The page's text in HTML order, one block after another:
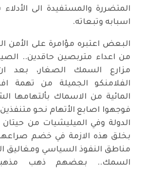
المتضررة والمستفيدة الى
اسبابه وتبعاته.
البعض اعتبره مؤامرة على الأمن
من اعداء متربصين حاقدين..
مزارع السمك الصغار، بعد
الفلامنكو الجميلة من تهمة
المائية من الاسماك بألتهامها
فوجهوا اصابع الأتهام نحو
الدولة وفي الميليشيات من
بخلق هذه الازمة في خضم
مناطق النفوذ السياسي ومغاليق
السمك.. بعضهم ذهب